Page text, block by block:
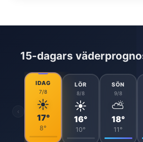
15-dagars
‹
IDAG
7/8
☀️
17°
8°
LÖR
8/8
☀️
16°
10°
SÖN
9/8
⛅
18°
11°